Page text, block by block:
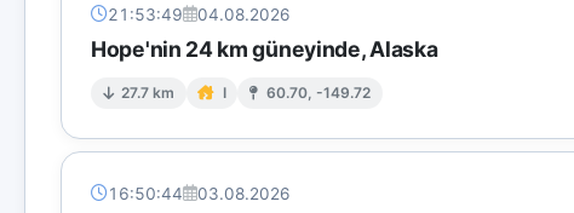
21:53:49 04.08.2026
Hope'nin 24 km güneyinde, Alaska
27.7 km I 60.70, -149.72
16:50:44 03.08.2026